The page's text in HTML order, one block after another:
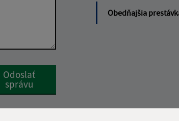
reCaptcha Response
Odoslať
správu
Obedňajšia